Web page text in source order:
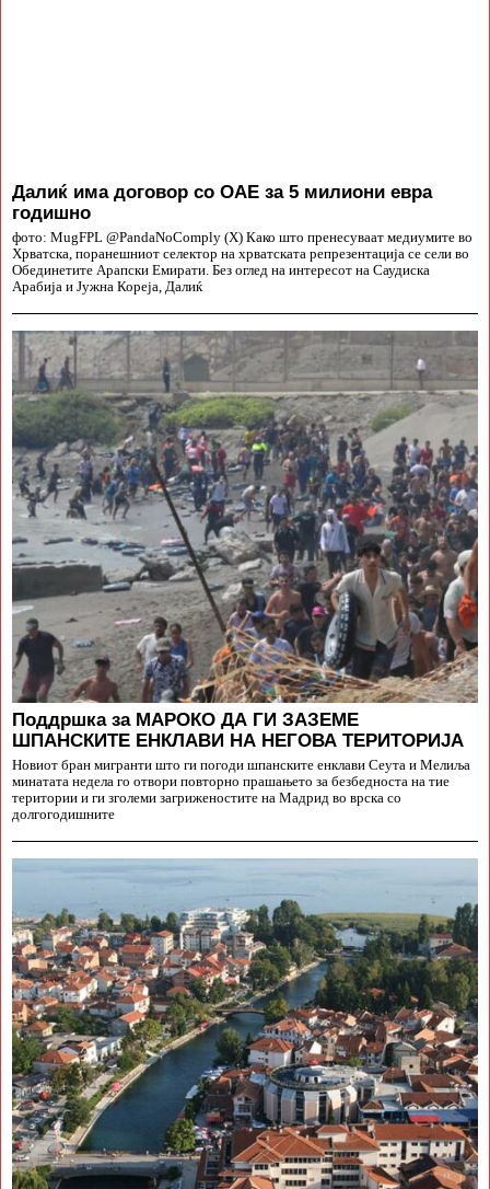
Далиќ има договор со ОАЕ за 5 милиони евра
годишно
фото: MugFPL @PandaNoComply (X) Како што пренесуваат медиумите во
Хрватска, поранешниот селектор на хрватската репрезентација се сели во
Обединетите Арапски Емирати. Без оглед на интересот на Саудиска
Арабија и Јужна Кореја, Далиќ
Поддршка за МАРОКО ДА ГИ ЗАЗЕМЕ
ШПАНСКИТЕ ЕНКЛАВИ НА НЕГОВА ТЕРИТОРИЈА
Новиот бран мигранти што ги погоди шпанските енклави Сеута и Мелиља
минатата недела го отвори повторно прашањето за безбедноста на тие
територии и ги зголеми загриженостите на Мадрид во врска со
долгогодишните